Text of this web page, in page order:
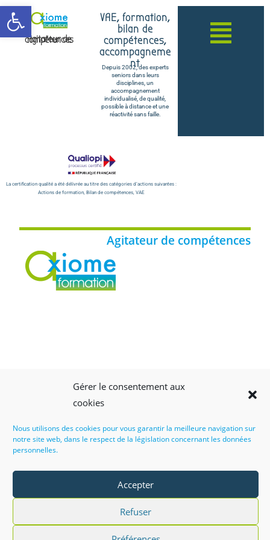
Ouvrir la barre d’outils
Gérer le consentement aux
cookies
Nous utilisons des cookies pour vous garantir la meilleure navigation sur
notre site web, dans le respect de la législation concernant les données
personnelles.
Accepter
Refuser
Agitateur de compétences
VAE, formation,
bilan de
compétences,
accompagneme
nt
Depuis 2002, des experts
seniors dans leurs
disciplines, un
accompagnement
individualisé, de qualité,
possible à distance et une
réactivité sans faille.
La certification qualité a été délivrée au titre des catégories d’actions suivantes :
Actions de formation, Bilan de compétences, VAE
Agitateur de compétences